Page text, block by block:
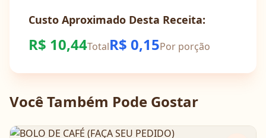
Custo Aproximado Desta Receita:
R$ 10,44TotalR$ 0,15Por porção
Você Também Pode Gostar